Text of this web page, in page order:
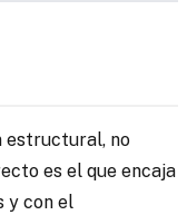
estructural, no
es el que encaja
y con el